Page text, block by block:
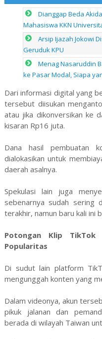
Dianggap Beda
Mahasiswa KKN
Arsip Ijazah Jokowi
Geruduk KPU
Menag Nasaruddin
ke Pasar Modal, Siapa
Dari informasi digital yang
tersebut diisukan
atau jika dikonversikan ke
kisaran Rp16 juta.
Dana hasil pembuatan
dialokasikan untuk
daerah asalnya.
Spekulasi lain juga
sebenarnya sudah sering
terakhir, namun baru kali ini
Potongan Klip TikTok
Popularitas
Di sudut lain platform
mengunggah konten yang
Dalam videonya, akun
pikuk jalanan dan
berada di wilayah Taiwan